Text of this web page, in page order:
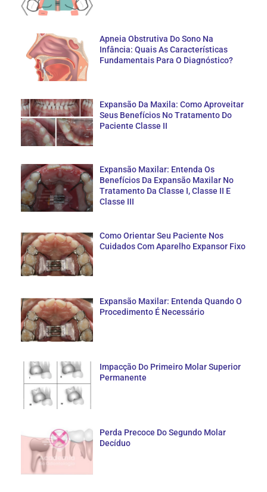
Apneia Obstrutiva Do Sono Na
Infância: Quais As Características
Fundamentais Para O Diagnóstico?
Expansão Da Maxila: Como Aproveitar
Seus Benefícios No Tratamento Do
Paciente Classe II
Expansão Maxilar: Entenda Os
Benefícios Da Expansão Maxilar No
Tratamento Da Classe I, Classe II E
Classe III
Como Orientar Seu Paciente Nos
Cuidados Com Aparelho Expansor Fixo
Expansão Maxilar: Entenda Quando O
Procedimento É Necessário
Impacção Do Primeiro Molar Superior
Permanente
Perda Precoce Do Segundo Molar
Decíduo